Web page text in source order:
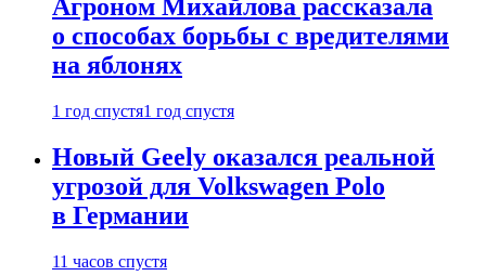
Агроном Михайлова рассказала
о способах борьбы с вредителями
на яблонях
1 год спустя1 год спустя
Новый Geely оказался реальной
угрозой для Volkswagen Polo
в Германии
11 часов спустя